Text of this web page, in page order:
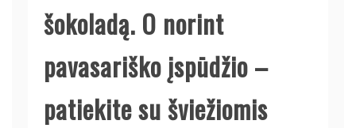
šokoladą. O norint
pavasariško įspūdžio –
patiekite su šviežiomis